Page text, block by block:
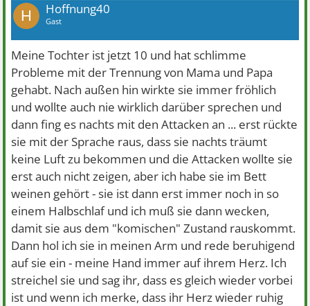
H Hoffnung40
Gast
Meine Tochter ist jetzt 10 und hat schlimme
Probleme mit der Trennung von Mama und Papa
gehabt. Nach außen hin wirkte sie immer fröhlich
und wollte auch nie wirklich darüber sprechen und
dann fing es nachts mit den Attacken an ... erst rückte
sie mit der Sprache raus, dass sie nachts träumt
keine Luft zu bekommen und die Attacken wollte sie
erst auch nicht zeigen, aber ich habe sie im Bett
weinen gehört - sie ist dann erst immer noch in so
einem Halbschlaf und ich muß sie dann wecken,
damit sie aus dem "komischen" Zustand rauskommt.
Dann hol ich sie in meinen Arm und rede beruhigend
auf sie ein - meine Hand immer auf ihrem Herz. Ich
streichel sie und sag ihr, dass es gleich wieder vorbei
ist und wenn ich merke, dass ihr Herz wieder ruhig